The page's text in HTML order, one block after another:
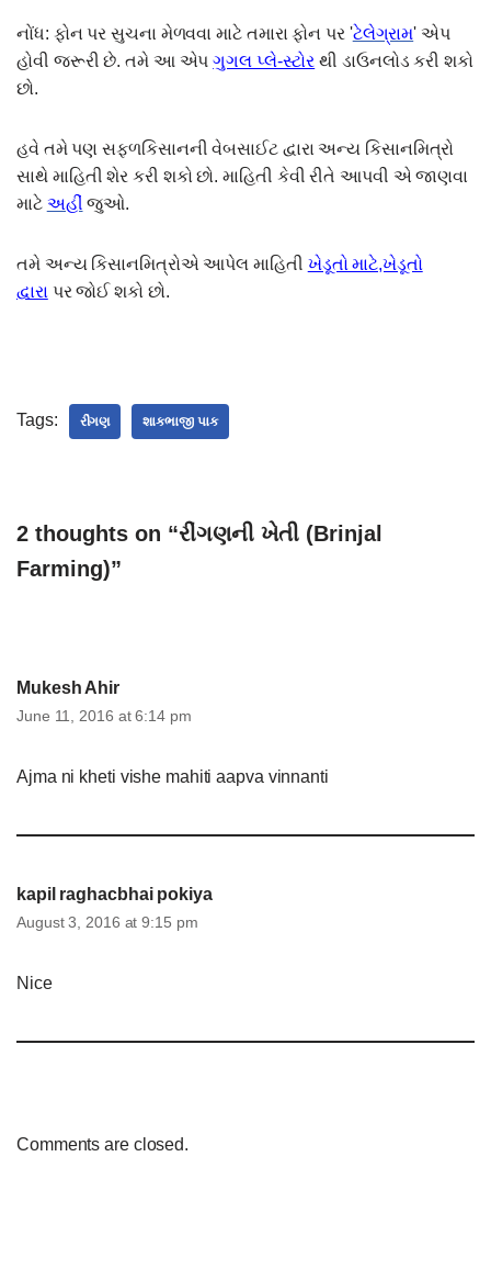
નોંધ: ફોન પર સુચના મેળવવા માટે તમારા ફોન પર 'ટેલેગ્રામ' એપ
હોવી જરૂરી છે. તમે આ એપગુગલ પ્લે-સ્ટોર થી ડાઉનલોડ કરી શકો
છો.
હવે તમે પણ સફળકિસાનની વેબસાઈટ દ્વારા અન્ય કિસાનમિત્રો
સાથે માહિતી શેર કરી શકો છો. માહિતી કેવી રીતે આપવી એ જાણવા
માટે અહીં જુઓ.
તમે અન્ય કિસાનમિત્રોએ આપેલ માહિતી ખેડૂતો માટે,ખેડૂતો
દ્વારાપર જોઈ શકો છો.
Tags: રીંગણ શાકભાજી પાક
2 thoughts on “રીંગણની ખેતી (Brinjal
Farming)”
Mukesh Ahir
June 11, 2016 at 6:14 pm
Ajma ni kheti vishe mahiti aapva vinnanti
kapil raghacbhai pokiya
August 3, 2016 at 9:15 pm
Nice
Comments are closed.